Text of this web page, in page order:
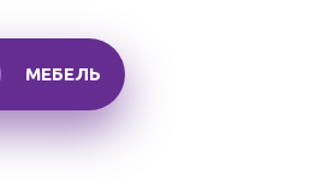
МЕБЕЛЬ